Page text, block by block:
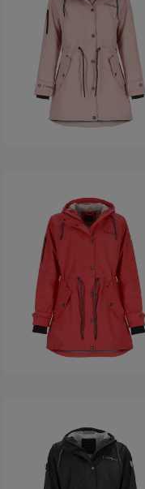
XXL
3XL
4XL